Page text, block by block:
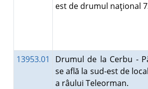
est de drumul naţional
13953.01
Drumul de la Cerbu -
se află la sud-est de
a râului Teleorman.